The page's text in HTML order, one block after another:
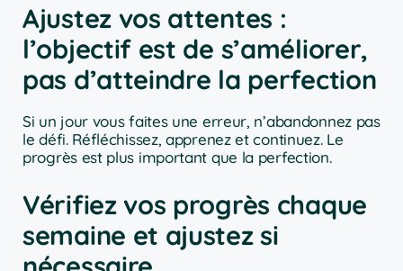
Ajustez vos attentes :
l’objectif est de s’améliorer,
pas d’atteindre la perfection
Si un jour vous faites une erreur, n’abandonnez pas
le défi. Réfléchissez, apprenez et continuez. Le
progrès est plus important que la perfection.
Vérifiez vos progrès chaque
semaine et ajustez si